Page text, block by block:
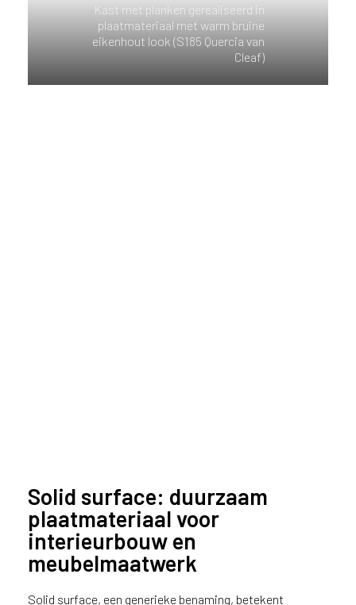
Kast met planken gerealiseerd in
plaatmateriaal met warm bruine
eikenhout look (S185 Quercia van
Cleaf)
Solid surface: duurzaam
plaatmateriaal voor
interieurbouw en
meubelmaatwerk
Solid surface, een generieke benaming, betekent